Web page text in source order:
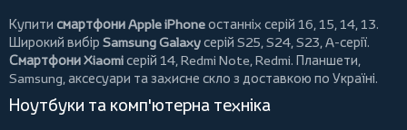
Купити смартфони Apple iPhoneостанніх серій 16, 15, 14, 13.
Широкий вибір Samsung Galaxyсерій S25, S24, S23, A-серії.
Смартфони Xiaomiсерій 14, Redmi Note, Redmi. Планшети,
Samsung, аксесуари тазахисне скло з доставкою по Україні.
Ноутбуки та комп'ютерна техніка